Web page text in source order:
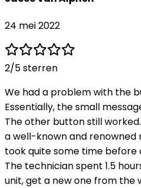
24 mei 2022
2/5 sterren
We had a problem with the
Essentially, the small
The other button still
a well-known and renowned
took quite some time before
The technician spent 1.5
unit, get a new one from the